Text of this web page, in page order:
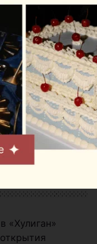
всяких
Особенно
за него
себя советуем
вкусов
«Хулиган»